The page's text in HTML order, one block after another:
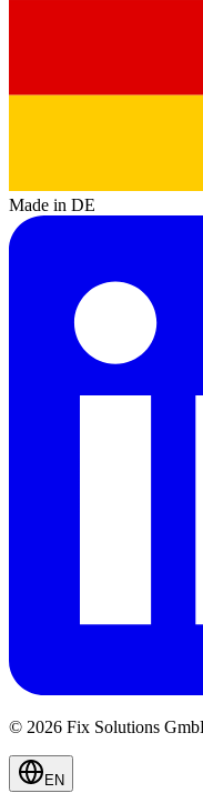
Made in DE
© 2026 Fix Solutions
EN